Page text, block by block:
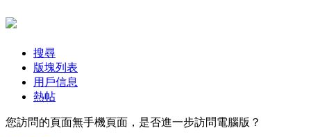
搜尋
版塊列表
用戶信息
熱帖
您訪問的頁面無手機頁面，是否進一步訪問電腦版？